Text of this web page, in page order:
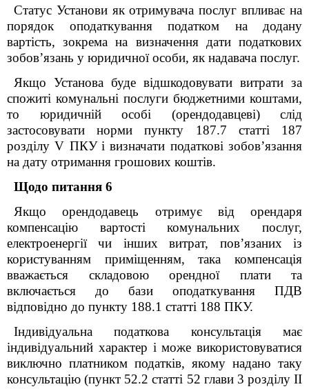
Статус Установи як отримувача послуг впливає на
порядок оподаткування податком на додану
вартість, зокрема на визначення дати податкових
зобов’язань у юридичної особи, як надавача послуг.
Якщо Установа буде відшкодовувати витрати за
спожиті комунальні послуги бюджетними коштами,
то юридичній особі (орендодавцеві) слід
застосовувати норми пункту 187.7 статті 187
розділу V ПКУ і визначати податкові зобов’язання
на дату отримання грошових коштів.
Щодо питання 6
Якщо орендодавець отримує від орендаря
компенсацію вартості комунальних послуг,
електроенергії чи інших витрат, пов’язаних із
користуванням приміщенням, така компенсація
вважається складовою орендної плати та
включається до бази оподаткування ПДВ
відповідно до пункту 188.1 статті 188 ПКУ.
Індивідуальна податкова консультація має
індивідуальний характер і може використовуватися
виключно платником податків, якому надано таку
консультацію (пункт 52.2 статті 52 глави 3 розділу ІІ